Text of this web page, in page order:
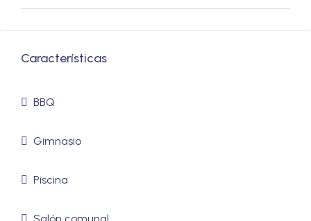
Características
BBQ
Gimnasio
Piscina